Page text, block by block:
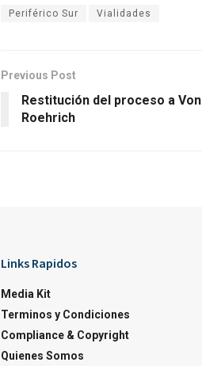
Periférico Sur Vialidades
Previous Post
Restitución del proceso a Von
Roehrich
Links Rapidos
Media Kit
Terminos y Condiciones
Compliance & Copyright
Quienes Somos